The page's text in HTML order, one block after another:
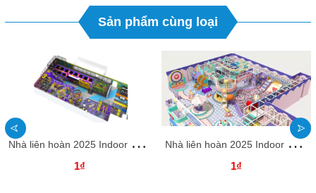
Sản phẩm cùng loại
N
hà liên hoàn 2025 Indoor playground NLHKB73 Dochoikinhbac- Thiết Kế Đẹp Độc Đáo
1₫
N
hà liên hoàn 2025 Indoor playground NLHKB64 Dochoikinhbac- Thiết Kế Đẹp Độc Đáo
1₫